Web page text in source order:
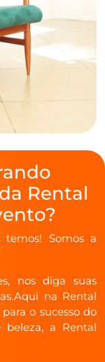
Rental
temos! Somos a
nos diga suas
na Rental
o sucesso do
beleza, a Rental